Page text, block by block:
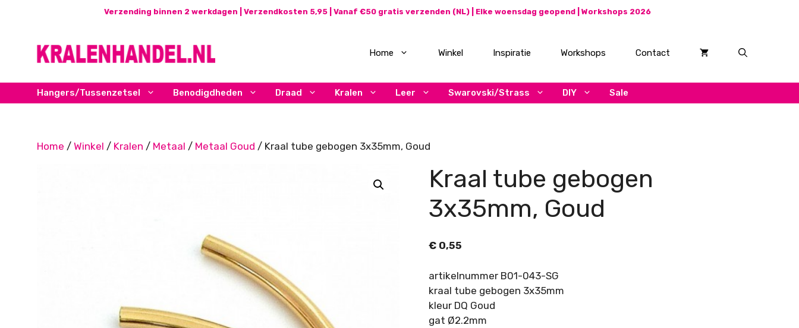
Verzending binnen 2 werkdagen | Verzendkosten 5,95 | Vanaf €50 gratis verzenden (NL) | Elke woensdag geopend | Workshops 2026
Home Winkel Inspiratie Workshops Contact
Hangers/Tussenzetsel Benodigdheden Draad Kralen Leer Swarovski/Strass DIY Sale
Home / Winkel / Kralen / Metaal / Metaal Goud / Kraal tube gebogen 3x35mm, Goud
Kraal tube gebogen
3x35mm, Goud
€0,55
artikelnummer B01-043-SG
kraal tube gebogen 3x35mm
kleur DQ Goud
gat Ø2.2mm